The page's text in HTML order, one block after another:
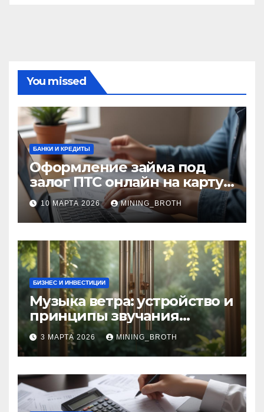
You missed
БАНКИ И КРЕДИТЫ
Оформление займа под
залог ПТС онлайн на карту
без визита в офис: порядок,
требования и документы
10 МАРТА 2026 MINING_BROTH
БИЗНЕС И ИНВЕСТИЦИИ
Музыка ветра: устройство и
принципы звучания
колокольчиков
3 МАРТА 2026 MINING_BROTH